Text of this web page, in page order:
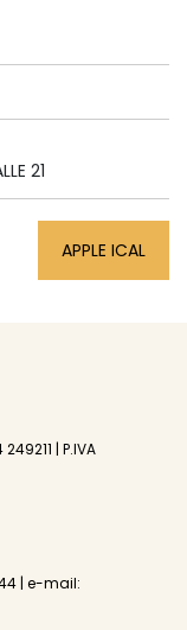
21
APPLE ICAL
| P.IVA
| e-mail: